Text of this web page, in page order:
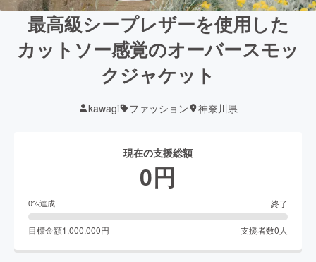
最高級シープレザーを使用した
カットソー感覚のオーバースモッ
クジャケット
kawagi ファッション 神奈川県
現在の支援総額
0円
0%達成 終了
目標金額1,000,000円 支援者数0 人